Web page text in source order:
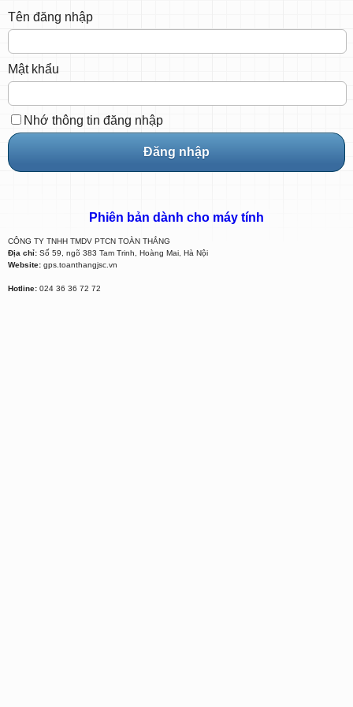
Tên đăng nhập
Mật khẩu
Nhớ thông tin đăng nhập
Phiên bản dành cho máy tính
CÔNG TY TNHH TMDV PTCN TOÀN THẮNG
Địa chỉ: Số 59, ngõ 383 Tam Trinh, Hoàng Mai, Hà Nội
Website: gps.toanthangjsc.vn
Hotline: 024 36 36 72 72